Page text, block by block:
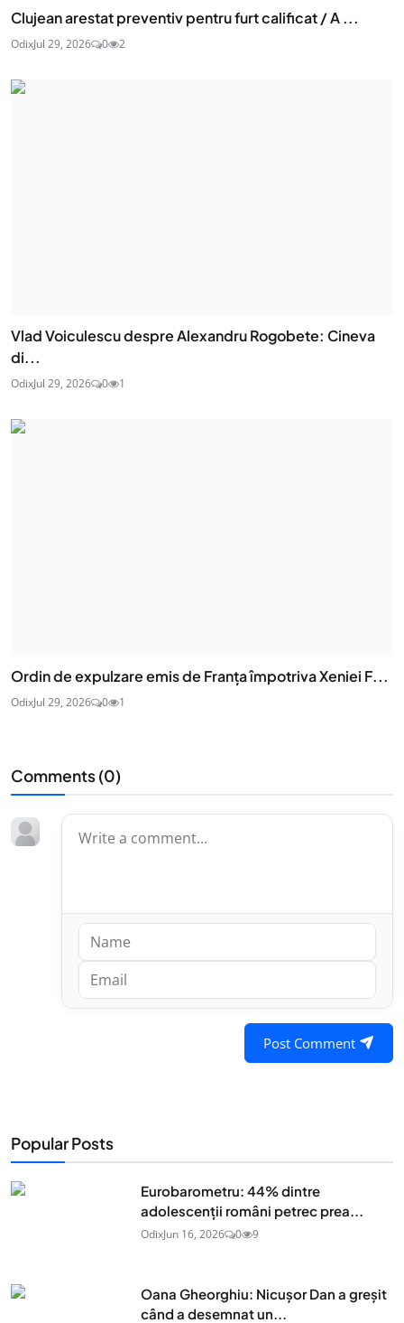
Clujean arestat preventiv pentru furt calificat / A ...
OdixJul 29, 2026 0 2
Vlad Voiculescu despre Alexandru Rogobete: Cineva
di...
OdixJul 29, 2026 0 1
Ordin de expulzare emis de Franța împotriva Xeniei F...
OdixJul 29, 2026 0 1
Comments (0)
Post Comment
Popular Posts
Eurobarometru: 44% dintre
adolescenţii români petrec prea...
OdixJun 16, 2026 0 9
Oana Gheorghiu: Nicușor Dan a greșit
când a desemnat un...